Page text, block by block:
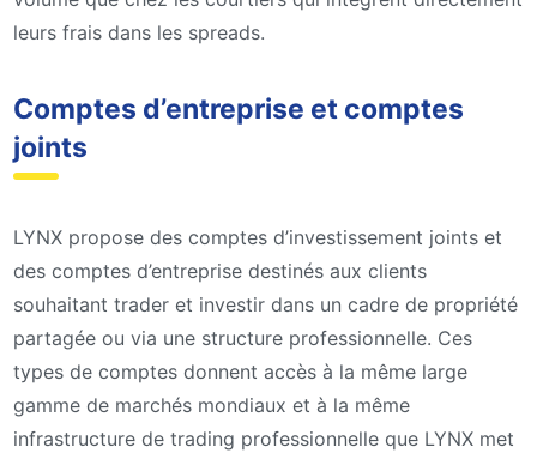
leurs frais dans les spreads.
Comptes d’entreprise et comptes
joints
LYNX propose des comptes d’investissement joints et
des comptes d’entreprise destinés aux clients
souhaitant trader et investir dans un cadre de propriété
partagée ou via une structure professionnelle. Ces
types de comptes donnent accès à la même large
gamme de marchés mondiaux et à la même
infrastructure de trading professionnelle que LYNX met